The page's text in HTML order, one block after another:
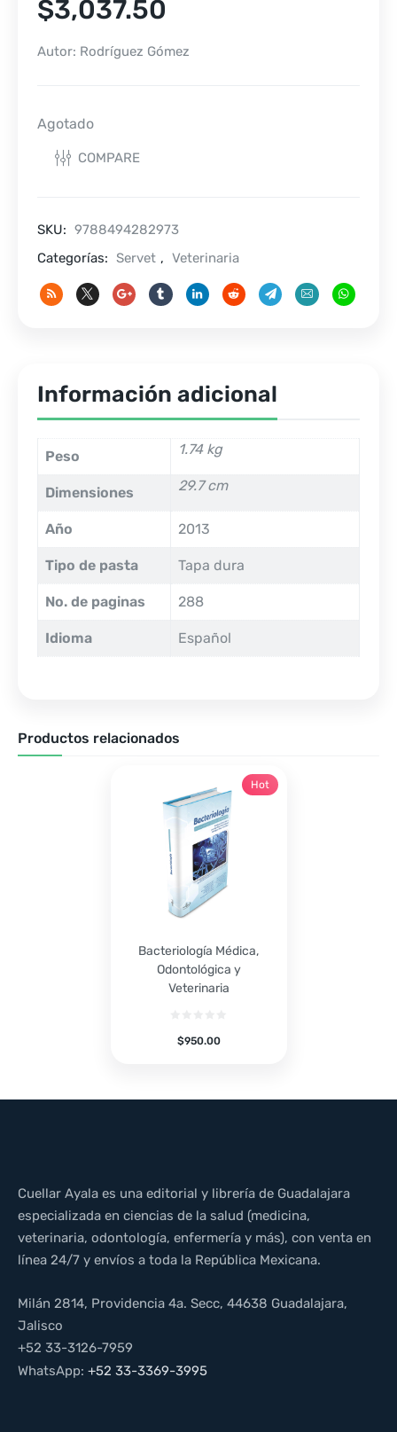
$3,037.50
Autor: Rodríguez Gómez
Agotado
COMPARE
SKU: 9788494282973
Categorías: Servet , Veterinaria
Información adicional
Peso 1.74 kg
Dimensiones 29.7 cm
Año 2013
Tipo de pasta Tapa dura
No. de paginas 288
Idioma Español
Productos relacionados
Bacteriología Médica,
Odontológica y
Veterinaria
$950.00
Hot
Cuellar Ayala es una editorial y librería de Guadalajara
especializada en ciencias de la salud (medicina,
veterinaria, odontología, enfermería y más), con venta en
línea 24/7 y envíos a toda la República Mexicana.
Milán 2814, Providencia 4a. Secc, 44638 Guadalajara,
Jalisco
+52 33-3126-7959
WhatsApp: +52 33-3369-3995